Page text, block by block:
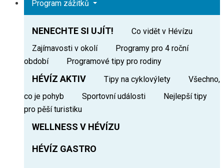
Program zážitků
NENECHTE SI UJÍT!
Co vidět v Hévízu
Zajímavosti v okolí
Programy pro 4 roční
období
Programové tipy pro rodiny
HÉVÍZ AKTIV Tipy na cyklovýlety
Všechno,
co je pohyb
Sportovní události
Nejlepší tipy
pro pěší turistiku
WELLNESS V HÉVÍZU
HÉVÍZ GASTRO